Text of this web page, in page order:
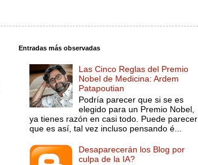
Entradas más observadas
Las Cinco Reglas del Premio
Nobel de Medicina: Ardem
Patapoutian
Podría parecer que si se es
elegido para un Premio Nobel,
ya tienes razón en casi todo. Puede parecer
que es así, tal vez incluso pensando é...
Desaparecerán los Blog por
culpa de la IA?